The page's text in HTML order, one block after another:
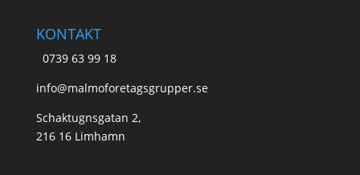
KONTAKT
0739 63 99 18
info@malmoforetagsgrupper.se
Schaktugnsgatan 2,
216 16 Limhamn